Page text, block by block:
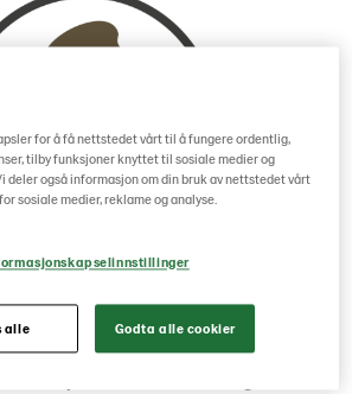
i tett plast
for å få nettstedet vårt til å fungere ordentlig,
tilby funksjoner knyttet til sosiale medier og
deler også informasjon om din bruk av nettstedet vårt
sosiale medier, reklame og analyse.
alle Godta alle cookier